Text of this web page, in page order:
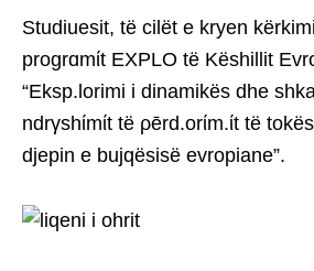
Studiuesit, të cilët e kryen
progrɑmίt EXPLO të Këshillit
“Eksp.lorimi i dinamikës dhe
ndrγshίmίt të ρērd.orίm.ίt të
djepin e bujqësisë evropiane”.